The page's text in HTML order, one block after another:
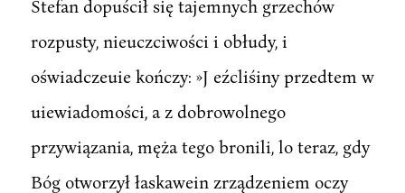
Stefan dopuścił się tajemnych grzechów
rozpusty, nieuczciwości i obłudy, i
oświadczeuie kończy: »J eźcliśiny przedtem w
uiewiadomości, a z dobrowolnego
przywiązania, męża tego bronili, lo teraz, gdy
Bóg otworzył łaskawein zrządzeniem oczy